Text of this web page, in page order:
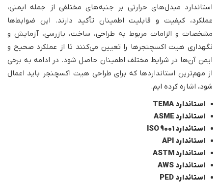
استاندارد مبدل‌های‌ حرارتی بر جنبه‌های مختلفی از جمله ایمنی،
عملکرد، کیفیت و قابلیت اطمینان تأکید دارند. این ضوابط‌ها
مشخصات و الزامات مربوط به طراحی، ساخت، بازرسی، آزمایش و
نگهداری هیت اکسچنجرها را تعیین می‌کنند تا از عملکرد صحیح و
ایمن آن‌ها در شرایط مختلف اطمینان حاصل شود. در ادامه به برخی
از مهم‌ترین استانداردها که برای طراحی هیت اکسچنجر باید اعمال
شود، اشاره کرده ایم.
استاندارد TEMA
استاندارد ASME
استاندارد ISO 9001
استاندارد API
استاندارد ASTM
استاندارد AWS
استاندارد PED